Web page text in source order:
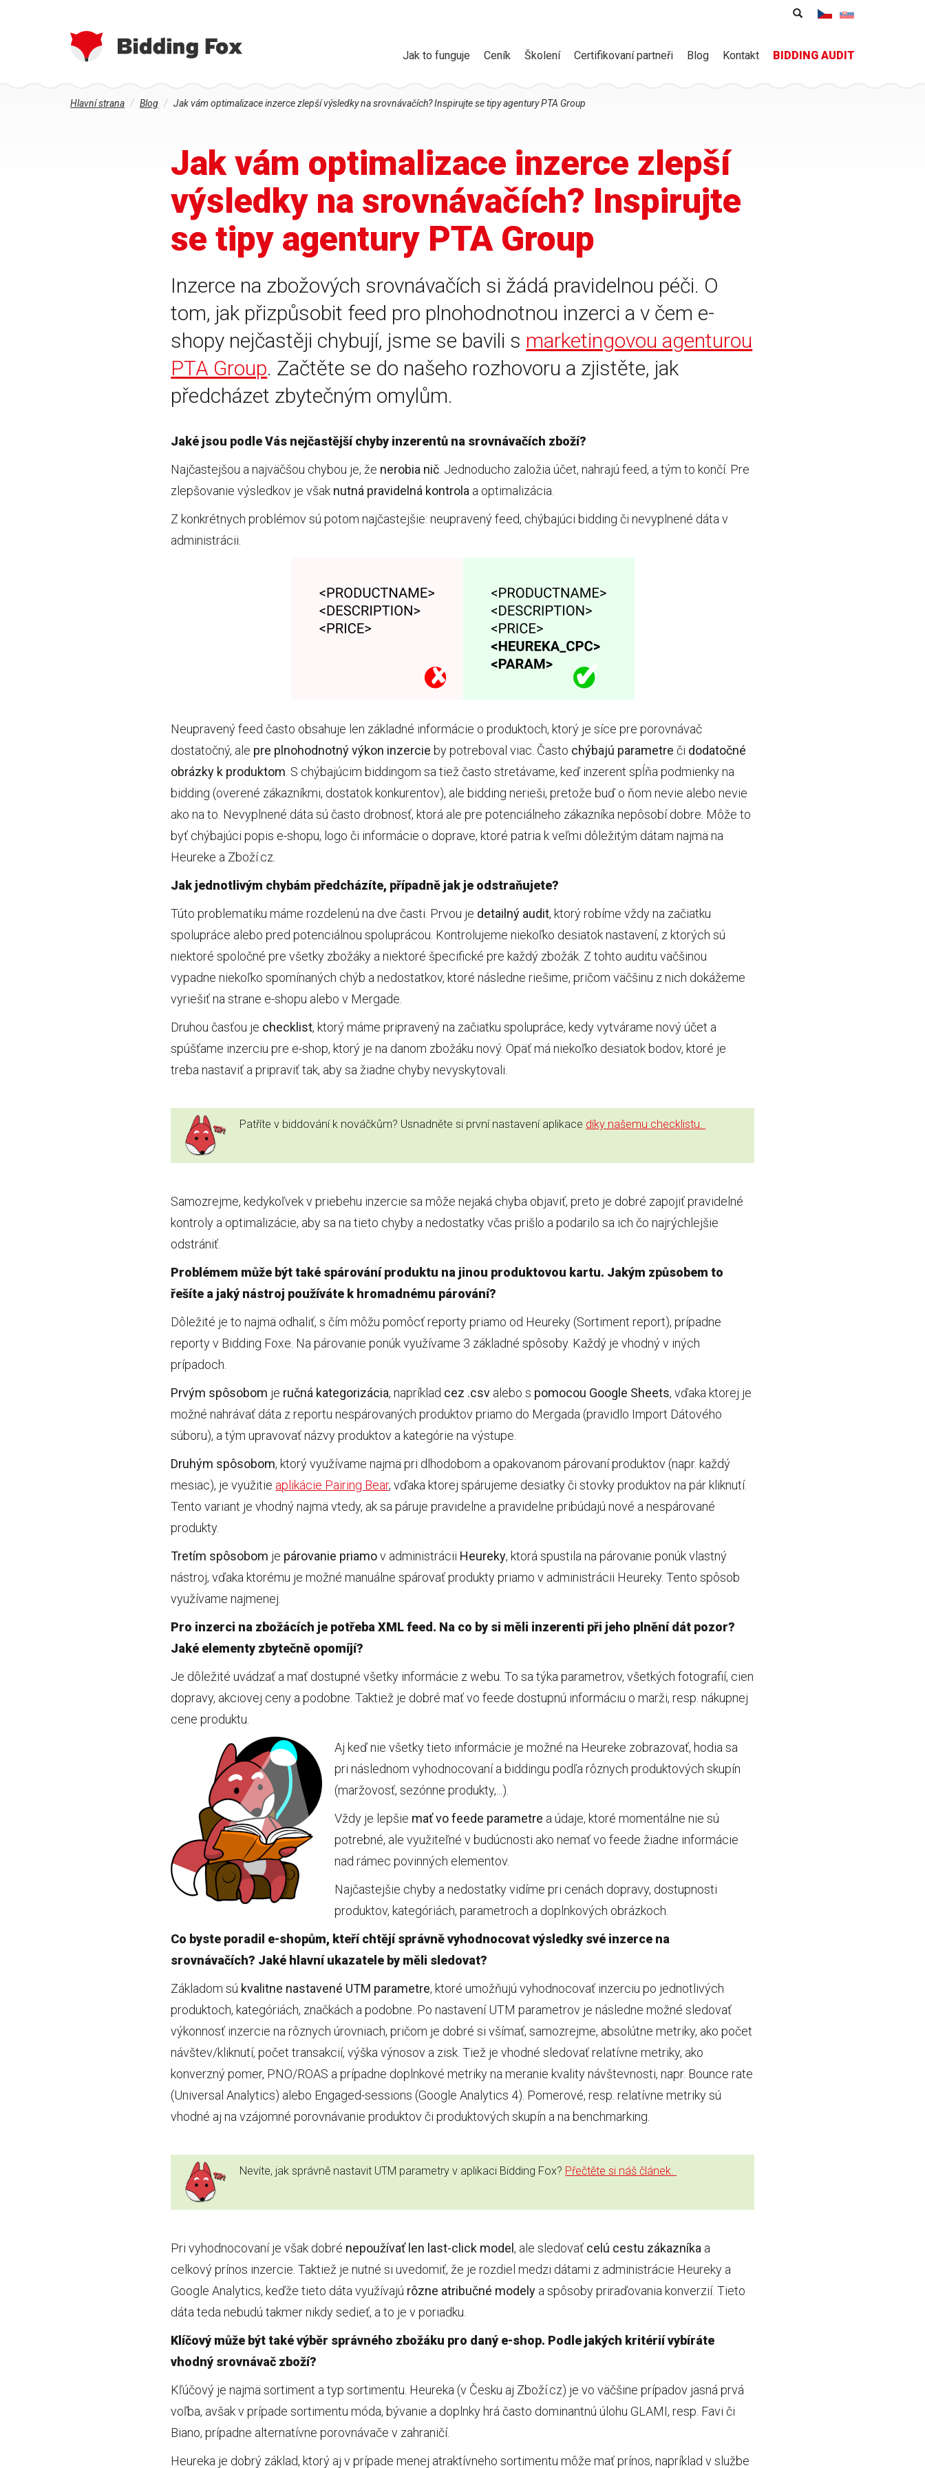
Jak to funguje Ceník Školení Certifikovaní partneři Blog Kontakt BIDDING AUDIT
Vyhledávání
Hledat
Jste
zde
Hlavní strana Blog Jak vám optimalizace inzerce zlepší výsledky na srovnávačích? Inspirujte se tipy agentury PTA Group
Jak vám optimalizace inzerce zlepší
výsledky na srovnávačích? Inspirujte
se tipy agentury PTA Group
Inzerce na zbožových srovnávačích si žádá pravidelnou péči. O
tom, jak přizpůsobit feed pro plnohodnotnou inzerci a v čem e-
shopy nejčastěji chybují, jsme se bavili s marketingovou agenturou
PTA Group. Začtěte se do našeho rozhovoru a zjistěte, jak
předcházet zbytečným omylům.
Jaké jsou podle Vás nejčastější chyby inzerentů na srovnávačích zboží?
Najčastejšou a najväčšou chybou je, že nerobia nič . Jednoducho založia účet, nahrajú feed, a tým to končí. Pre
zlepšovanie výsledkov je však nutná pravidelná kontrola a optimalizácia.
Z konkrétnych problémov sú potom najčastejšie: neupravený feed, chýbajúci bidding či nevyplnené dáta v
administrácii.
Neupravený feed často obsahuje len základné informácie o produktoch, ktorý je síce pre porovnávač
dostatočný, ale pre plnohodnotný výkon inzercie by potreboval viac. Často chýbajú parametreči dodatočné
obrázky k produktom . S chýbajúcim biddingom sa tiež často stretávame, keď inzerent spĺňa podmienky na
bidding (overené zákazníkmi, dostatok konkurentov), ale bidding nerieši, pretože buď o ňom nevie alebo nevie
ako na to. Nevyplnené dáta sú často drobnosť, ktorá ale pre potenciálneho zákazníka nepôsobí dobre. Môže to
byť chýbajúci popis e-shopu, logo či informácie o doprave, ktoré patria k veľmi dôležitým dátam najmä na
Heureke a Zboží.cz.
Jak jednotlivým chybám předcházíte, případně jak je odstraňujete?
Túto problematiku máme rozdelenú na dve časti. Prvou je detailný audit, ktorý robíme vždy na začiatku
spolupráce alebo pred potenciálnou spoluprácou. Kontrolujeme niekoľko desiatok nastavení, z ktorých sú
niektoré spoločné pre všetky zbožáky a niektoré špecifické pre každý zbožák. Z tohto auditu väčšinou
vypadne niekoľko spomínaných chýb a nedostatkov, ktoré následne riešime, pričom väčšinu z nich dokážeme
vyriešiť na strane e-shopu alebo v Mergade.
Druhou časťou je checklist, ktorý máme pripravený na začiatku spolupráce, kedy vytvárame nový účet a
spúšťame inzerciu pre e-shop, ktorý je na danom zbožáku nový. Opäť má niekoľko desiatok bodov, ktoré je
treba nastaviť a pripraviť tak, aby sa žiadne chyby nevyskytovali.
Patříte v biddování k nováčkům? Usnadněte si první nastavení aplikace díky našemu checklistu.
Samozrejme, kedykoľvek v priebehu inzercie sa môže nejaká chyba objaviť, preto je dobré zapojiť pravidelné
kontroly a optimalizácie, aby sa na tieto chyby a nedostatky včas prišlo a podarilo sa ich čo najrýchlejšie
odstrániť.
Problémem může být také spárování produktu na jinou produktovou kartu. Jakým způsobem to
řešíte a jaký nástroj používáte k hromadnému párování?
Dôležité je to najmä odhaliť, s čím môžu pomôcť reporty priamo od Heureky (Sortiment report), prípadne
reporty v Bidding Foxe. Na párovanie ponúk využívame 3 základné spôsoby. Každý je vhodný v iných
prípadoch.
Prvým spôsobom je ručná kategorizácia, napríklad cez .csv alebo s pomocou Google Sheets, vďaka ktorej je
možné nahrávať dáta z reportu nespárovaných produktov priamo do Mergada (pravidlo Import Dátového
súboru), a tým upravovať názvy produktov a kategórie na výstupe.
Druhým spôsobom, ktorý využívame najmä pri dlhodobom a opakovanom párovaní produktov (napr. každý
mesiac), je využitie aplikácie Pairing Bear, vďaka ktorej spárujeme desiatky či stovky produktov na pár kliknutí.
Tento variant je vhodný najmä vtedy, ak sa páruje pravidelne a pravidelne pribúdajú nové a nespárované
produkty.
Tretím spôsobom je párovanie priamov administrácii Heureky, ktorá spustila na párovanie ponúk vlastný
nástroj, vďaka ktorému je možné manuálne spárovať produkty priamo v administrácii Heureky. Tento spôsob
využívame najmenej.
Pro inzerci na zbožácích je potřeba XML feed. Na co by si měli inzerenti při jeho plnění dát pozor?
Jaké elementy zbytečně opomíjí?
Je dôležité uvádzať a mať dostupné všetky informácie z webu. To sa týka parametrov, všetkých fotografií, cien
dopravy, akciovej ceny a podobne. Taktiež je dobré mať vo feede dostupnú informáciu o marži, resp. nákupnej
cene produktu.
Aj keď nie všetky tieto informácie je možné na Heureke zobrazovať, hodia sa
pri následnom vyhodnocovaní a biddingu podľa rôznych produktových skupín
(maržovosť, sezónne produkty,...).
Vždy je lepšie mať vo feede parametre a údaje, ktoré momentálne nie sú
potrebné, ale využiteľné v budúcnosti ako nemať vo feede žiadne informácie
nad rámec povinných elementov.
Najčastejšie chyby a nedostatky vidíme pri cenách dopravy, dostupnosti
produktov, kategóriách, parametroch a doplnkových obrázkoch.
Co byste poradil e-shopům, kteří chtějí správně vyhodnocovat výsledky své inzerce na
srovnávačích? Jaké hlavní ukazatele by měli sledovat?
Základom sú kvalitne nastavené UTM parametre, ktoré umožňujú vyhodnocovať inzerciu po jednotlivých
produktoch, kategóriách, značkách a podobne. Po nastavení UTM parametrov je následne možné sledovať
výkonnosť inzercie na rôznych úrovniach, pričom je dobré si všímať, samozrejme, absolútne metriky, ako počet
návštev/kliknutí, počet transakcií, výška výnosov a zisk. Tiež je vhodné sledovať relatívne metriky, ako
konverzný pomer, PNO/ROAS a prípadne doplnkové metriky na meranie kvality návštevnosti, napr. Bounce rate
(Universal Analytics) alebo Engaged-sessions (Google Analytics 4). Pomerové, resp. relatívne metriky sú
vhodné aj na vzájomné porovnávanie produktov či produktových skupín a na benchmarking.
Nevíte, jak správně nastavit UTM parametry v aplikaci Bidding Fox? Přečtěte si náš článek.
Pri vyhodnocovaní je však dobré nepoužívať len last-click model, ale sledovať celú cestu zákazníka a
celkový prínos inzercie. Taktiež je nutné si uvedomiť, že je rozdiel medzi dátami z administrácie Heureky a
Google Analytics, keďže tieto dáta využívajú rôzne atribučné modely a spôsoby priraďovania konverzií. Tieto
dáta teda nebudú takmer nikdy sedieť, a to je v poriadku.
Klíčový může být také výběr správného zbožáku pro daný e-shop. Podle jakých kritérií vybíráte
vhodný srovnávač zboží?
Kľúčový je najmä sortiment a typ sortimentu. Heureka (v Česku aj Zboží.cz) je vo väčšine prípadov jasná prvá
voľba, avšak v prípade sortimentu móda, bývanie a doplnky hrá často dominantnú úlohu GLAMI, resp. Favi či
Biano, prípadne alternatívne porovnávače v zahraničí.
Heureka je dobrý základ, ktorý aj v prípade menej atraktívneho sortimentu môže mať prínos, napríklad v službe